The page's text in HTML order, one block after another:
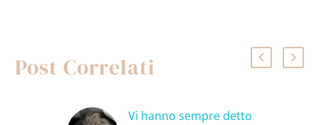
Post Correlati
Vi hanno sempre detto